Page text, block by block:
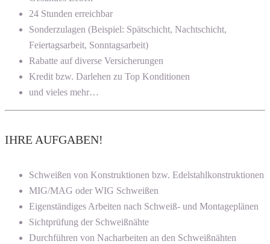
24 Stunden erreichbar
Sonderzulagen (Beispiel: Spätschicht, Nachtschicht,
Feiertagsarbeit, Sonntagsarbeit)
Rabatte auf diverse Versicherungen
Kredit bzw. Darlehen zu Top Konditionen
und vieles mehr…
IHRE AUFGABEN!
Schweißen von Konstruktionen bzw. Edelstahlkonstruktionen
MIG/MAG oder WIG Schweißen
Eigenständiges Arbeiten nach Schweiß- und Montageplänen
Sichtprüfung der Schweißnähte
Durchführen von Nacharbeiten an den Schweißnähten